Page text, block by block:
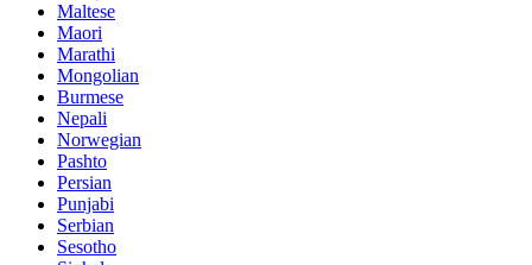
Maltese
Maori
Marathi
Mongolian
Burmese
Nepali
Norwegian
Pashto
Persian
Punjabi
Serbian
Sesotho